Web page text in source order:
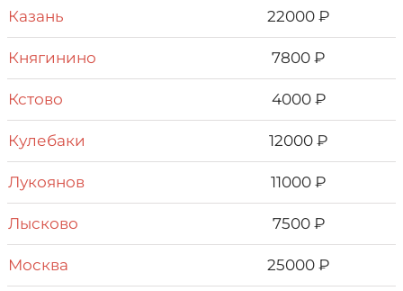
Казань 22000 ₽
Княгинино 7800 ₽
Кстово 4000 ₽
Кулебаки 12000 ₽
Лукоянов 11000 ₽
Лысково 7500 ₽
Москва 25000 ₽